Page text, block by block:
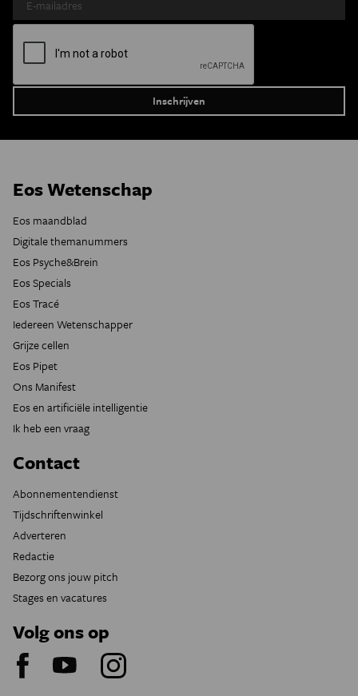
Eos Wetenschap
Eos maandblad
Digitale themanummers
Eos Psyche&Brein
Eos Specials
Eos Tracé
Iedereen Wetenschapper
Grijze cellen
Eos Pipet
Ons Manifest
Eos en artificiële intelligentie
Ik heb een vraag
Contact
Abonnementendienst
Tijdschriftenwinkel
Adverteren
Redactie
Bezorg ons jouw pitch
Stages en vacatures
Volg ons op